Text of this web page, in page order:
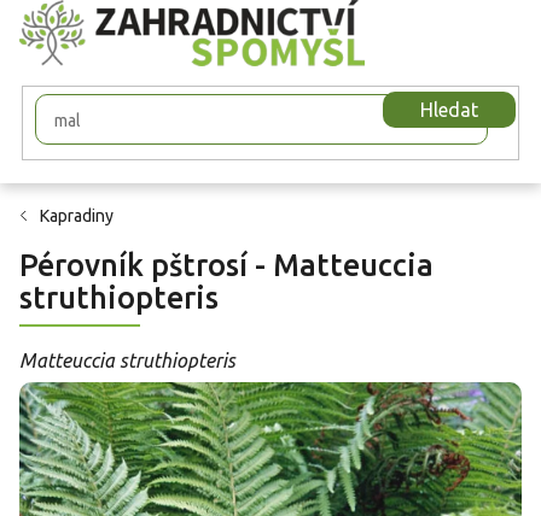
Přejít
na
obsah
Hledat
Kapradiny
Pérovník pštrosí - Matteuccia
struthiopteris
Matteuccia struthiopteris